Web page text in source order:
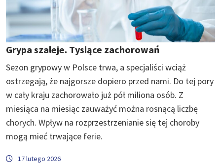
Grypa szaleje. Tysiące zachorowań
Sezon grypowy w Polsce trwa, a specjaliści wciąż
ostrzegają, że najgorsze dopiero przed nami. Do tej pory
w cały kraju zachorowało już pół miliona osób. Z
miesiąca na miesiąc zauważyć można rosnącą liczbę
chorych. Wpływ na rozprzestrzenianie się tej choroby
mogą mieć trwające ferie.
17 lutego 2026